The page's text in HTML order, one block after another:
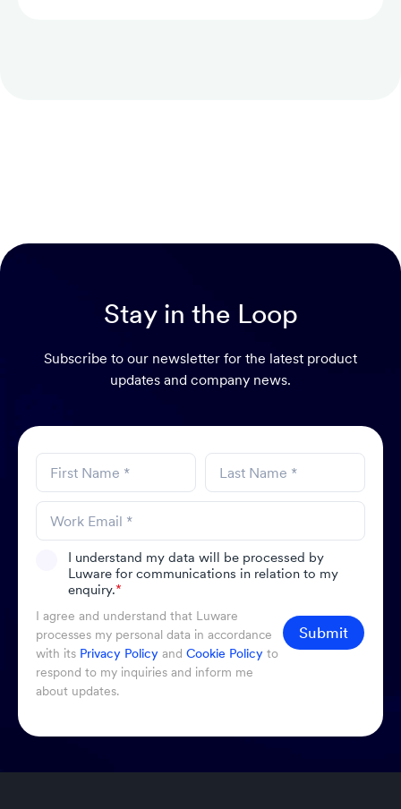
Stay in the Loop
Subscribe to our newsletter for the latest product
updates and company news.
I understand my data will be processed by
Luware for communications in relation to my
enquiry.*
I agree and understand that Luware
processes my personal data in accordance
with its Privacy Policy and Cookie Policy to
respond to my inquiries and inform me
about updates.
Submit